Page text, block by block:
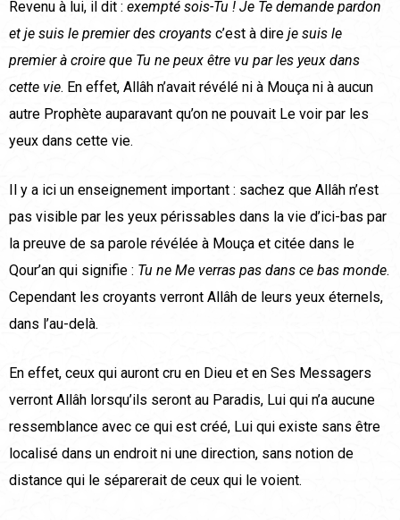
Revenu à lui, il dit : exempté sois-Tu ! Je Te demande pardon
et je suis le premier des croyants c’est à dire je suis le
premier à croire que Tu ne peux être vu par les yeux dans
cette vie. En effet, Allâh n’avait révélé ni à Mouça ni à aucun
autre Prophète auparavant qu’on ne pouvait Le voir par les
yeux dans cette vie.
Il y a ici un enseignement important : sachez que Allâh n’est
pas visible par les yeux périssables dans la vie d’ici-bas par
la preuve de sa parole révélée à Mouça et citée dans le
Qour’an qui signifie : Tu ne Me verras pas dans ce bas monde.
Cependant les croyants verront Allâh de leurs yeux éternels,
dans l’au-delà.
En effet, ceux qui auront cru en Dieu et en Ses Messagers
verront Allâh lorsqu’ils seront au Paradis, Lui qui n’a aucune
ressemblance avec ce qui est créé, Lui qui existe sans être
localisé dans un endroit ni une direction, sans notion de
distance qui le séparerait de ceux qui le voient.